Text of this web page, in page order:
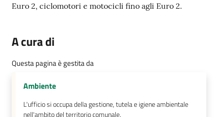
Euro 2, ciclomotori e motocicli fino agli Euro 2.
A cura di
Questa pagina è gestita da
Ambiente
L'ufficio si occupa della gestione, tutela e igiene ambientale
nell'ambito del territorio comunale.